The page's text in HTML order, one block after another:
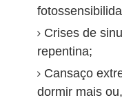
Crises de
repentina;
Cansaço
dormir mais